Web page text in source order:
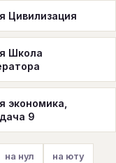
Цивилизация
Школа
экономика,
9
на нул на юту